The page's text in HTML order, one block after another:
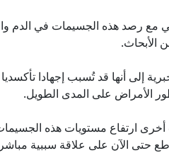
مع رصد هذه الجسيمات في الدم
الأبحاث.
إلى أنها قد تُسبب إجهادا
الأمراض على المدى الطويل.
ارتفاع مستويات هذه
حتى الآن على علاقة سببية